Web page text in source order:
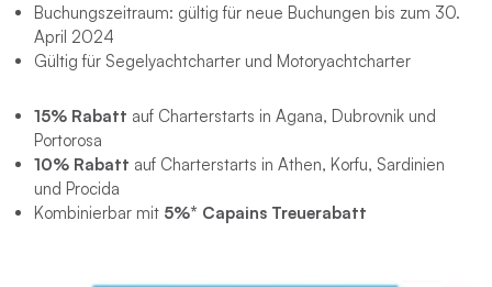
Buchungszeitraum: gültig für neue Buchungen bis zum 30.
April 2024
Gültig für Segelyachtcharter und Motoryachtcharter
15% Rabatt auf Charterstarts in Agana, Dubrovnik und
Portorosa
10% Rabatt auf Charterstarts in Athen, Korfu, Sardinien
und Procida
Kombinierbar mit 5%* Capains Treuerabatt